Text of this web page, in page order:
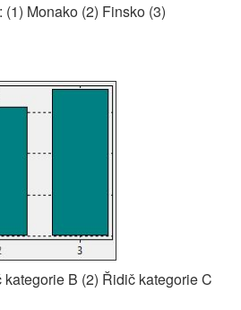
Monako (2) Finsko (3)
B (2) Řidič kategorie C